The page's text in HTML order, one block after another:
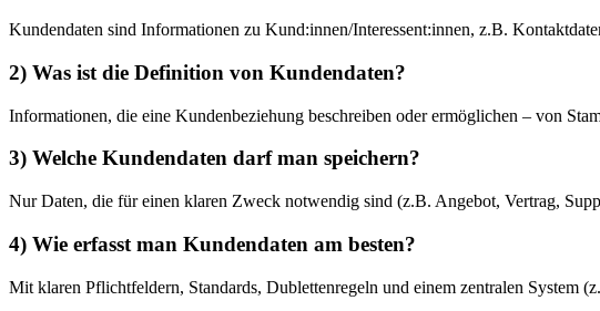
Kundendaten sind Informationen zu Kund:innen/Interessent:innen, z.B.
2) Was ist die Definition von Kundendaten?
Informationen, die eine Kundenbeziehung beschreiben oder ermöglichen – von
3) Welche Kundendaten darf man speichern?
Nur Daten, die für einen klaren Zweck notwendig sind (z.B. Angebot, Vertrag,
4) Wie erfasst man Kundendaten am besten?
Mit klaren Pflichtfeldern, Standards, Dublettenregeln und einem zentralen System